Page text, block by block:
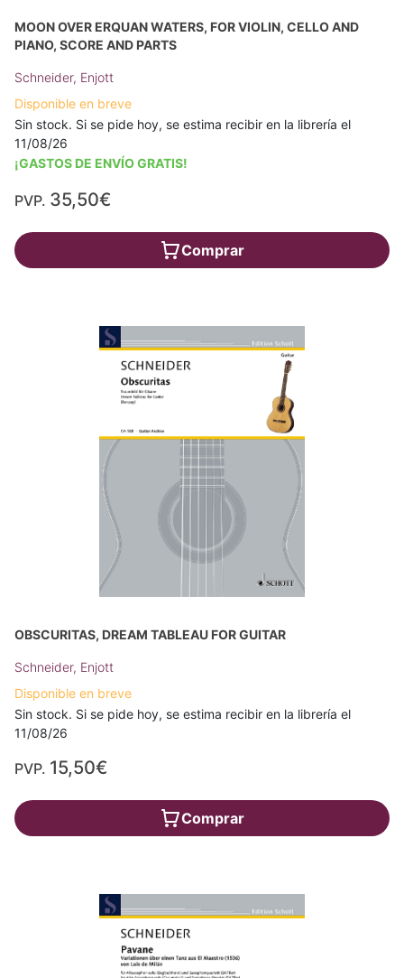
MOON OVER ERQUAN WATERS, FOR VIOLIN, CELLO AND
PIANO, SCORE AND PARTS
Schneider, Enjott
Disponible en breve
Sin stock. Si se pide hoy, se estima recibir en la librería el
11/08/26
¡GASTOS DE ENVÍO GRATIS!
PVP. 35,50€
Comprar
OBSCURITAS, DREAM TABLEAU FOR GUITAR
Schneider, Enjott
Disponible en breve
Sin stock. Si se pide hoy, se estima recibir en la librería el
11/08/26
PVP. 15,50€
Comprar